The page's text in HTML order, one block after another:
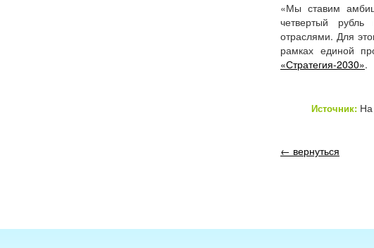
«Мы ставим
четвертый рубль
отраслями. Для
рамках единой
«Стратегия-2030».
Источник: На
← вернуться